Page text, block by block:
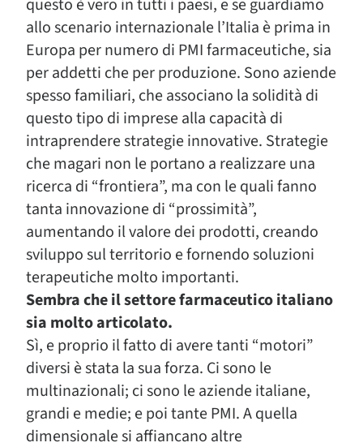
questo è vero in tutti i paesi, e se guardiamo
allo scenario internazionale l’Italia è prima in
Europa per numero di PMI farmaceutiche, sia
per addetti che per produzione. Sono aziende
spesso familiari, che associano la solidità di
questo tipo di imprese alla capacità di
intraprendere strategie innovative. Strategie
che magari non le portano a realizzare una
ricerca di “frontiera”, ma con le quali fanno
tanta innovazione di “prossimità”,
aumentando il valore dei prodotti, creando
sviluppo sul territorio e fornendo soluzioni
terapeutiche molto importanti.
Sembra che il settore farmaceutico italiano
sia molto articolato.
Sì, e proprio il fatto di avere tanti “motori”
diversi è stata la sua forza. Ci sono le
multinazionali; ci sono le aziende italiane,
grandi e medie; e poi tante PMI. A quella
dimensionale si affiancano altre